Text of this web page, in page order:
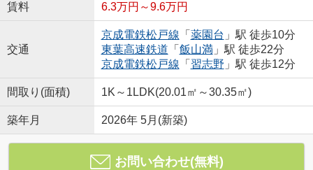
賃料 6.3万円～9.6万円
交通
京成電鉄松戸線 「 薬園台 」駅 徒歩10分
東葉高速鉄道 「 飯山満」駅 徒歩22分
京成電鉄松戸線 「 習志野 」駅 徒歩12分
間取り(面積) 1K～1LDK(20.01㎡～30.35㎡)
築年月 2026年 5月(新築)
お問い合わせ(無料)